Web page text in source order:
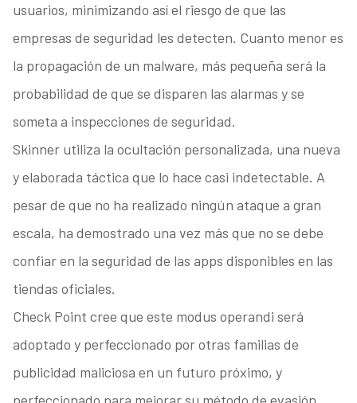
usuarios, minimizando así el riesgo de que las
empresas de seguridad les detecten. Cuanto menor es
la propagación de un malware, más pequeña será la
probabilidad de que se disparen las alarmas y se
someta a inspecciones de seguridad.
Skinner utiliza la ocultación personalizada, una nueva
y elaborada táctica que lo hace casi indetectable. A
pesar de que no ha realizado ningún ataque a gran
escala, ha demostrado una vez más que no se debe
confiar en la seguridad de las apps disponibles en las
tiendas oficiales.
Check Point cree que este modus operandi será
adoptado y perfeccionado por otras familias de
publicidad maliciosa en un futuro próximo, y